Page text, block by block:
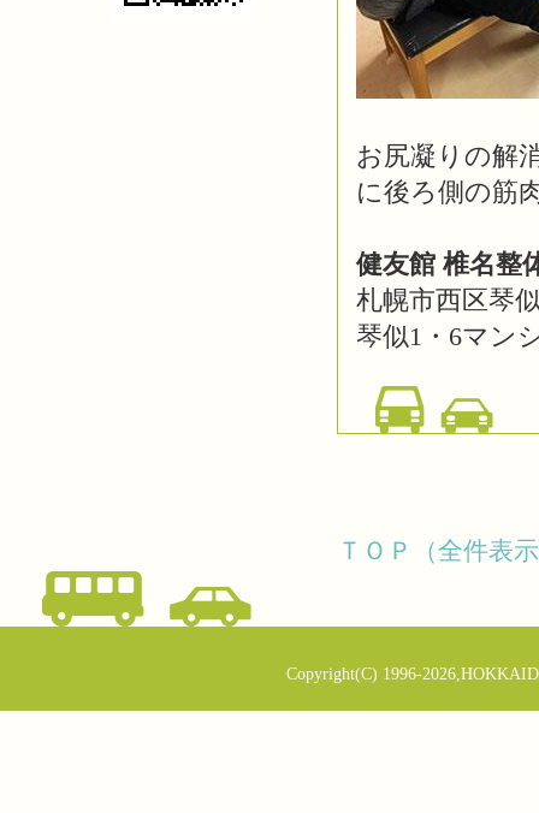
お尻凝りの解
に後ろ側の筋
健友館 椎名整
札幌市西区琴
琴似1・6マン
ＴＯＰ（全件表
Copyright(C) 1996-